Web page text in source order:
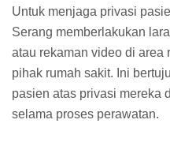
Untuk menjaga privasi
Serang memberlakukan
atau rekaman video di area
pihak rumah sakit. Ini
pasien atas privasi mereka
selama proses perawatan.